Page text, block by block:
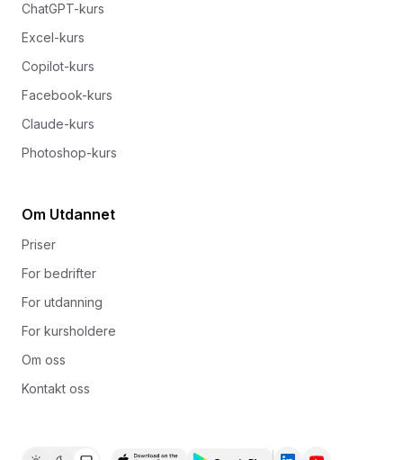
ChatGPT-kurs
Excel-kurs
Copilot-kurs
Facebook-kurs
Claude-kurs
Photoshop-kurs
Om Utdannet
Priser
For bedrifter
For utdanning
For kursholdere
Om oss
Kontakt oss